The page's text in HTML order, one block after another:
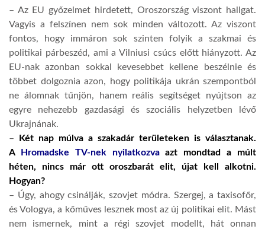
– Az EU győzelmet hirdetett, Oroszország viszont hallgat.
Vagyis a felszínen nem sok minden változott. Az viszont
fontos, hogy immáron sok szinten folyik a szakmai és
politikai párbeszéd, ami a Vilniusi csúcs előtt hiányzott. Az
EU-nak azonban sokkal kevesebbet kellene beszélnie és
többet dolgoznia azon, hogy politikája ukrán szempontból
ne álomnak tűnjön, hanem reális segítséget nyújtson az
egyre nehezebb gazdasági és szociális helyzetben lévő
Ukrajnának.
–
Két nap múlva a szakadár területeken is választanak.
A
Hromadske TV-nek nyilatkozvaazt mondtad a múlt
héten, nincs már ott oroszbarát elit, újat kell alkotni.
Hogyan?
– Úgy, ahogy csinálják, szovjet módra. Szergej, a taxisofőr,
és Vologya, a kőműves lesznek most az új politikai elit. Mást
nem ismernek, mint a régi szovjet modellt, hát onnan